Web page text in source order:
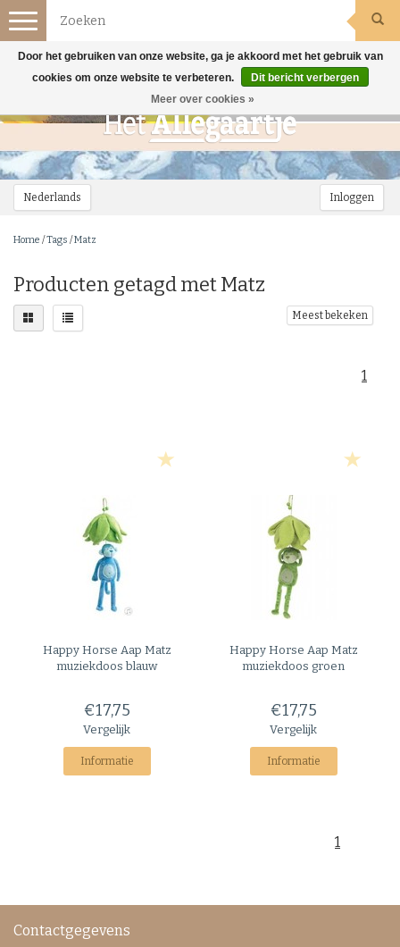
Nederlands Inloggen
Toggle
navigation
Home /Tags /Matz
Producten getagd met Matz
Meest bekeken
1
Happy Horse Aap Matz
muziekdoos blauw
€17,75
Vergelijk
Informatie
Happy Horse Aap Matz
muziekdoos groen
€17,75
Vergelijk
Informatie
1
Contactgegevens
Door het gebruiken van onze website, ga je akkoord met het gebruik van
cookies om onze website te verbeteren.
Dit bericht verbergen
Meer over cookies »